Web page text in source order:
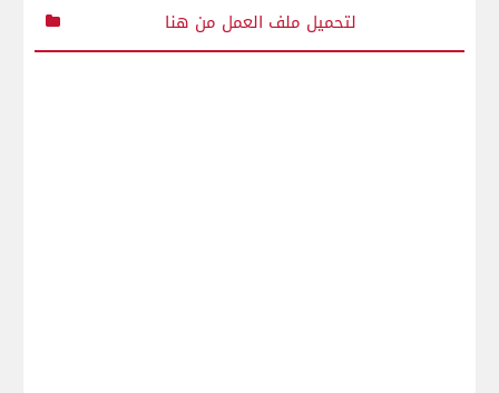
لتحميل ملف العمل من هنا